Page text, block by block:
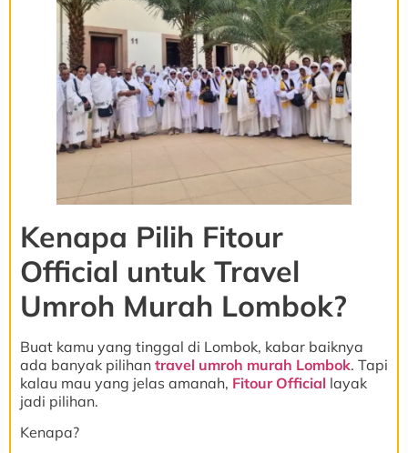
Kenapa Pilih Fitour
Official untuk Travel
Umroh Murah Lombok?
Buat kamu yang tinggal di Lombok, kabar baiknya
ada banyak pilihan travel umroh murah Lombok. Tapi
kalau mau yang jelas amanah, Fitour Official layak
jadi pilihan.
Kenapa?